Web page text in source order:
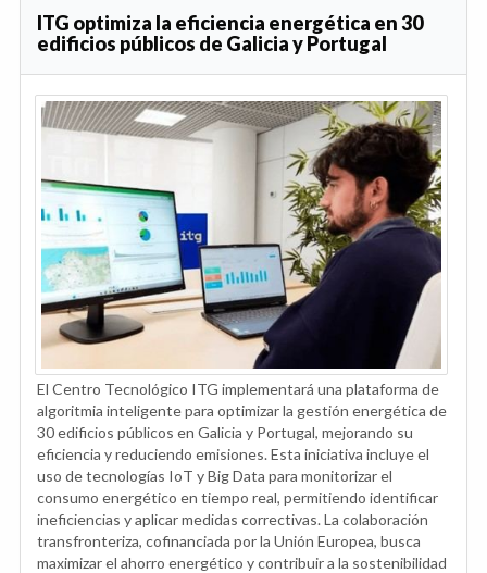
ITG optimiza la eficiencia energética en 30
edificios públicos de Galicia y Portugal
El Centro Tecnológico ITG implementará una plataforma de
algoritmia inteligente para optimizar la gestión energética de
30 edificios públicos en Galicia y Portugal, mejorando su
eficiencia y reduciendo emisiones. Esta iniciativa incluye el
uso de tecnologías IoT y Big Data para monitorizar el
consumo energético en tiempo real, permitiendo identificar
ineficiencias y aplicar medidas correctivas. La colaboración
transfronteriza, cofinanciada por la Unión Europea, busca
maximizar el ahorro energético y contribuir a la sostenibilidad